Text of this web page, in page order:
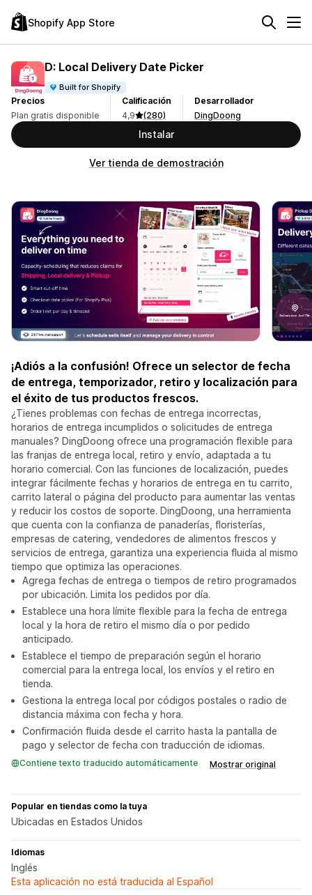
Shopify App Store
D: Local Delivery Date Picker
Built for Shopify
Precios
Plan gratis disponible
Calificación
4,9
(280)
Desarrollador
DingDoong
Instalar
Ver tienda de demostración
¡Adiós a la confusión! Ofrece un selector de fecha
de entrega, temporizador, retiro y localización para
el éxito de tus productos frescos.
¿Tienes problemas con fechas de entrega incorrectas,
horarios de entrega incumplidos o solicitudes de entrega
manuales? DingDoong ofrece una programación flexible para
las franjas de entrega local, retiro y envío, adaptada a tu
horario comercial. Con las funciones de localización, puedes
integrar fácilmente fechas y horarios de entrega en tu carrito,
carrito lateral o página del producto para aumentar las ventas
y reducir los costos de soporte. DingDoong, una herramienta
que cuenta con la confianza de panaderías, floristerías,
empresas de catering, vendedores de alimentos frescos y
servicios de entrega, garantiza una experiencia fluida al mismo
tiempo que optimiza las operaciones.
Agrega fechas de entrega o tiempos de retiro programados
por ubicación. Limita los pedidos por día.
Establece una hora límite flexible para la fecha de entrega
local y la hora de retiro el mismo día o por pedido
anticipado.
Establece el tiempo de preparación según el horario
comercial para la entrega local, los envíos y el retiro en
tienda.
Gestiona la entrega local por códigos postales o radio de
distancia máxima con fecha y hora.
Confirmación fluida desde el carrito hasta la pantalla de
pago y selector de fecha con traducción de idiomas.
Contiene texto traducido automáticamente Mostrar original
Popular en tiendas como la tuya
Ubicadas en Estados Unidos
Idiomas
Inglés
Esta aplicación no está traducida al Español